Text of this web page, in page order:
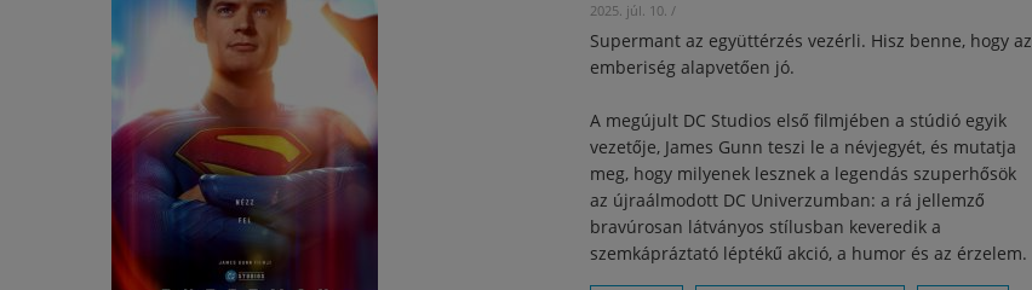
2025. júl. 10. /
Supermant az együttérzés vezérli. Hisz benne, hogy az
emberiség alapvetően jó.
A megújult DC Studios első filmjében a stúdió egyik
vezetője, James Gunn teszi le a névjegyét, és mutatja
meg, hogy milyenek lesznek a legendás szuperhősök
az újraálmodott DC Univerzumban: a rá jellemző
bravúrosan látványos stílusban keveredik a
szemkápráztató léptékű akció, a humor és az érzelem.